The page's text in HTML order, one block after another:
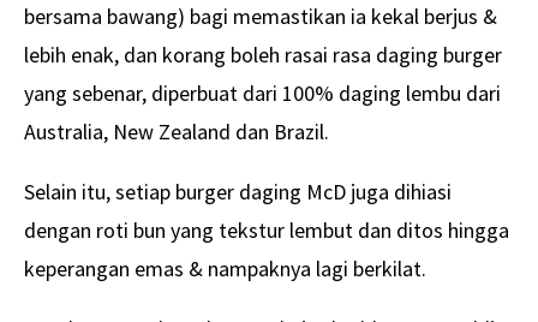
bersama bawang) bagi memastikan ia kekal berjus &
lebih enak, dan korang boleh rasai rasa daging burger
yang sebenar, diperbuat dari 100% daging lembu dari
Australia, New Zealand dan Brazil.
Selain itu, setiap burger daging McD juga dihiasi
dengan roti bun yang tekstur lembut dan ditos hingga
keperangan emas & nampaknya lagi berkilat.